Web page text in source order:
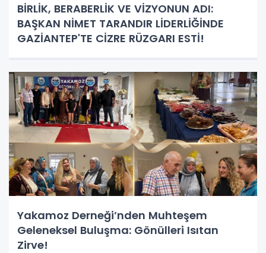
BİRLİK, BERABERLİK VE VİZYONUN ADI:
BAŞKAN NİMET TARANDIR LİDERLİĞİNDE
GAZİANTEP'TE CİZRE RÜZGARI ESTİ!
Yakamoz Derneği’nden Muhteşem
Geleneksel Buluşma: Gönülleri Isıtan
Zirve!